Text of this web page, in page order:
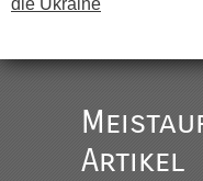
die Ukraine
Ist korrekt, aber ich
darauf hinweisen können.
War aber nicht "böse"
Artikel